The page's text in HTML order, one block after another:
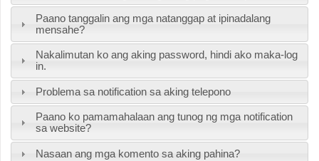
Paano tanggalin ang mga natanggap at ipinadalang
mensahe?
Nakalimutan ko ang aking password, hindi ako maka-log
in.
Problema sa notification sa aking telepono
Paano ko pamamahalaan ang tunog ng mga notification
sa website?
Nasaan ang mga komento sa aking pahina?